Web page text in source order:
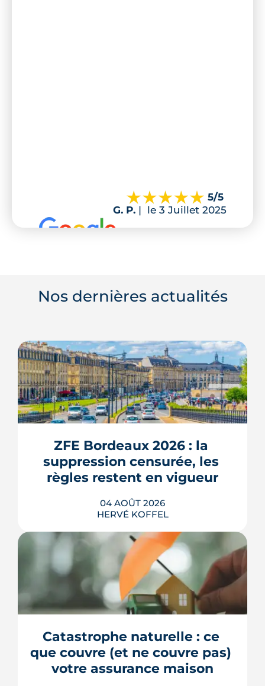
5/5
G. P. | le 3 Juillet 2025
Nos dernières actualités
ZFE Bordeaux 2026 : la
suppression censurée, les
règles restent en vigueur
04 AOÛT 2026
HERVÉ KOFFEL
La fin des zones à faibles émissions a
fait la une au printemps 2026, avant
d'être effacée par le Conseil
tient toujours et la vignette Crit'Air
reste la clé d'entrée dans l'intra-rocade.
LIRE L'ARTICLE
Catastrophe naturelle : ce
que couvre (et ne couvre pas)
votre assurance maison